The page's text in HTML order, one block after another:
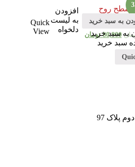
به سبد خرید
به سبد خرید
سبد خرید
افزودن
به لیست
دلخواه
Quick
View
, سطح روح
سیاه
80,900 تومان
پلاک 97